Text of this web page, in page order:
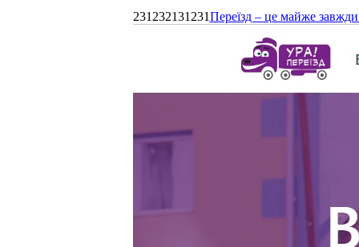
231232131231Переїзд – це майже